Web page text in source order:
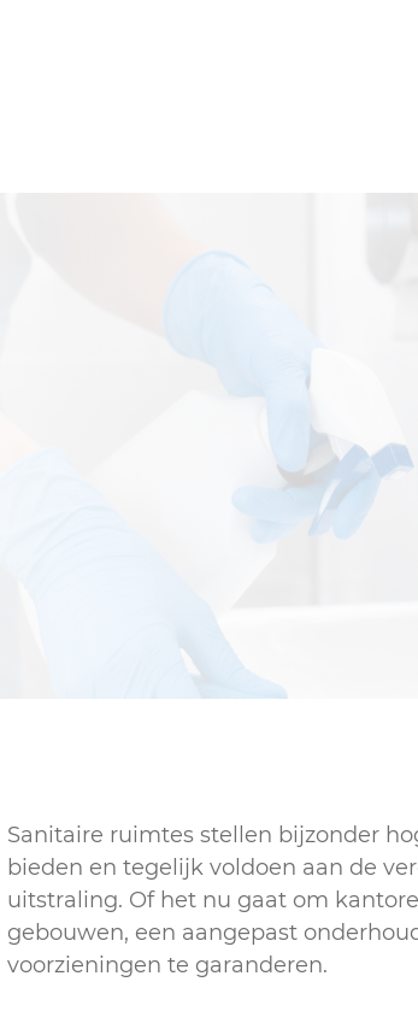
Sanitaire ruimtes stellen bijzonder
bieden en tegelijk voldoen aan de
uitstraling. Of het nu gaat om
gebouwen, een aangepast
voorzieningen te garanderen.